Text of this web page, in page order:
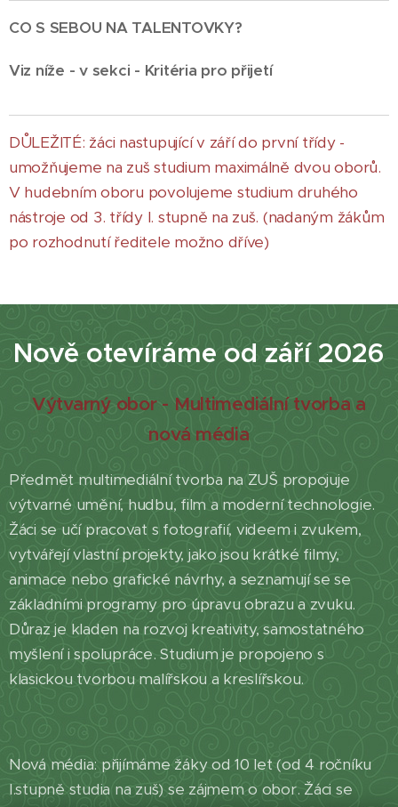
CO S SEBOU NA TALENTOVKY?
Viz níže - v sekci - Kritéria pro přijetí
DŮLEŽITÉ: žáci nastupující v září do první třídy -
umožňujeme na zuš studium maximálně dvou oborů.
V hudebním oboru povolujeme studium druhého
nástroje od 3. třídy I. stupně na zuš. (nadaným žákům
po rozhodnutí ředitele možno dříve)
Nově otevíráme od září 2026
Výtvarný obor - Multimediální tvorba a
nová média
Předmět multimediální tvorba na ZUŠ propojuje
výtvarné umění, hudbu, film a moderní technologie.
Žáci se učí pracovat s fotografií, videem i zvukem,
vytvářejí vlastní projekty, jako jsou krátké filmy,
animace nebo grafické návrhy, a seznamují se se
základními programy pro úpravu obrazu a zvuku.
Důraz je kladen na rozvoj kreativity, samostatného
myšlení i spolupráce. Studium je propojeno s
klasickou tvorbou malířskou a kreslířskou.
Nová média: přijímáme žáky od 10 let (od 4 ročníku
I.stupně studia na zuš) se zájmem o obor. Žáci se